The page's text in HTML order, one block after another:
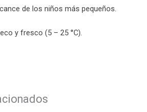
de los niños más pequeños.
y fresco (5 – 25 °C).